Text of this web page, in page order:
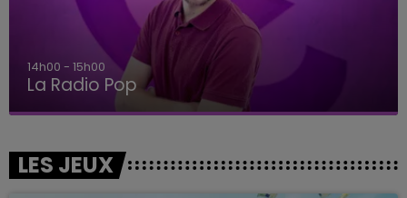
14h00 - 15h00
La Radio Pop
LES JEUX